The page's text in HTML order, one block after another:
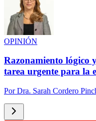
OPINIÓN
Razonamiento lógico
tarea urgente para la
PorDra. Sarah Cordero